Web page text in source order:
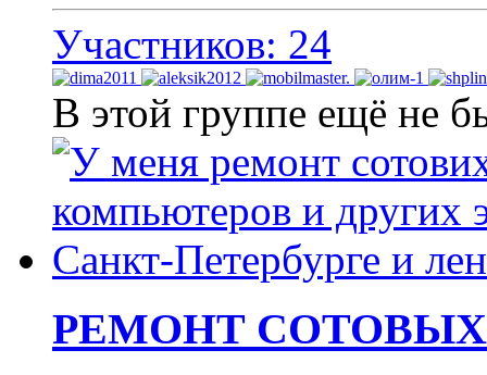
Участников: 24
В этой группе ещё не
РЕМОНТ